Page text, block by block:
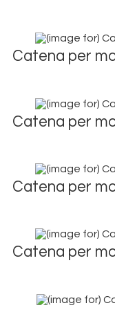
Catena per
Catena per
Catena per
Catena per